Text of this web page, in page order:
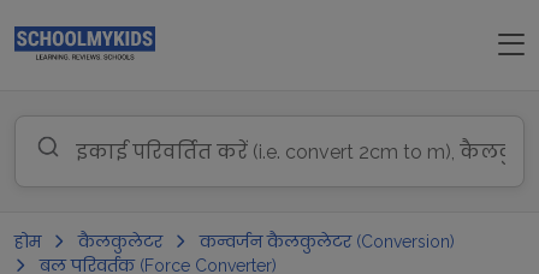
होम कैलकुलेटर
कन्वर्जन कैलकुलेटर (Conversion)
बल परिवर्तक (Force Converter)